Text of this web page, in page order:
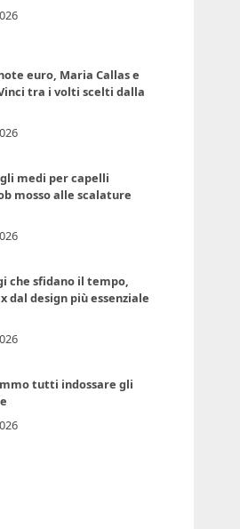
euro, Maria Callas e
tra i volti scelti dalla
medi per capelli
mosso alle scalature
che sfidano il tempo,
dal design più essenziale
tutti indossare gli